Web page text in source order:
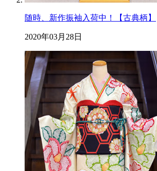
随時、新作振袖入荷中！【古典柄】
2020年03月28日